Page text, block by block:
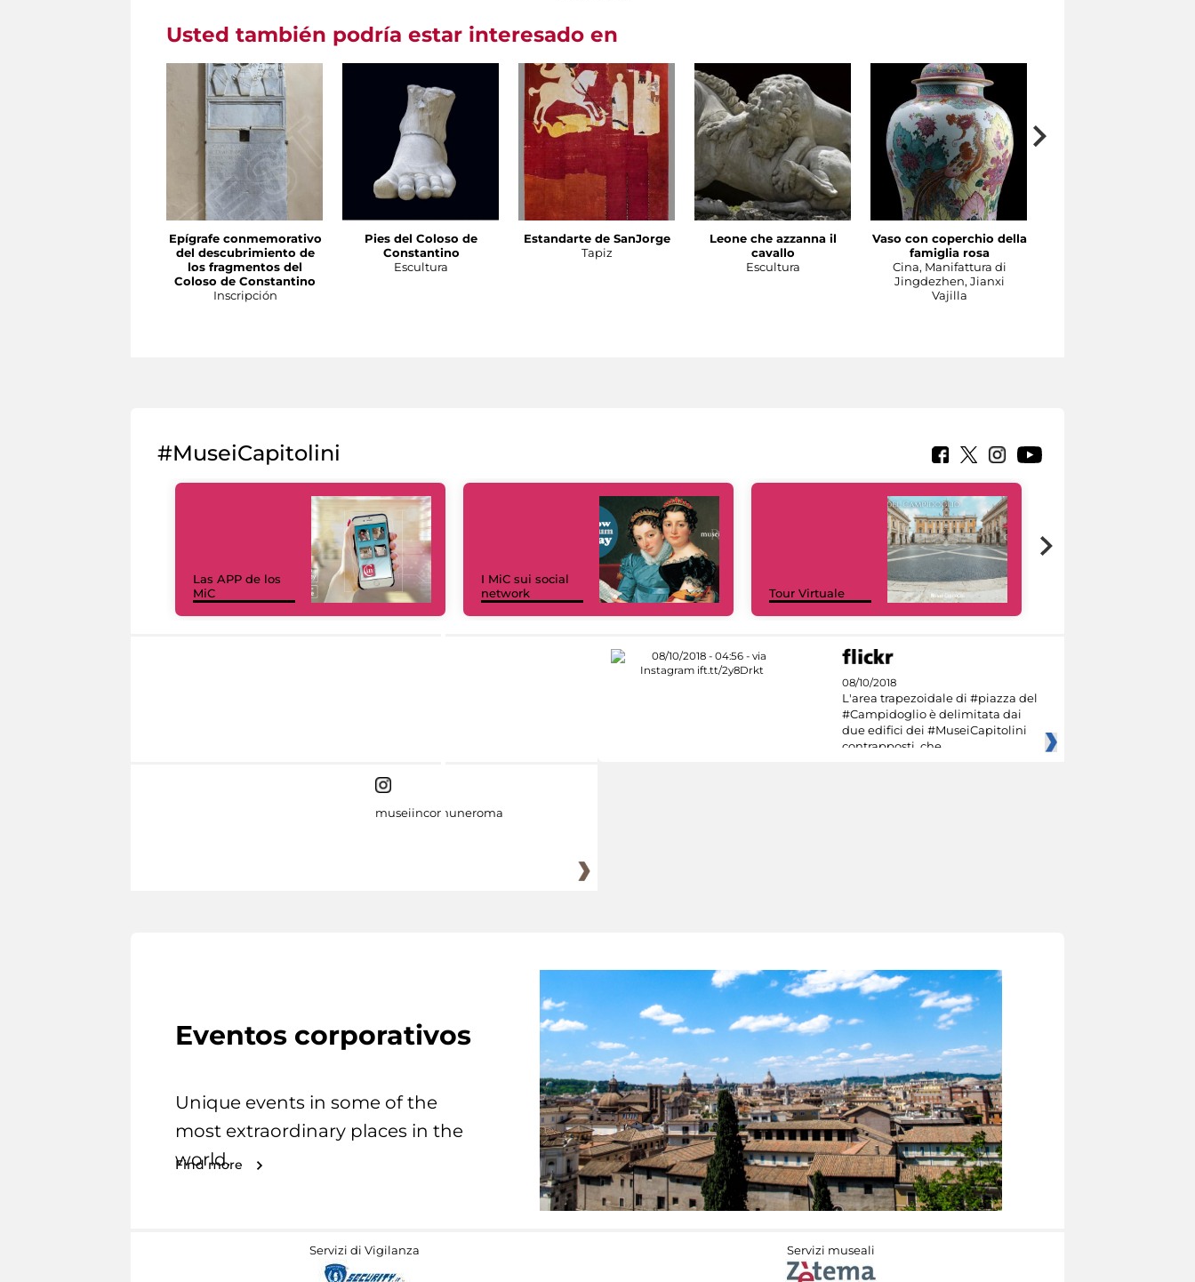
Usted también podría estar interesado en
Epígrafe conmemorativo
del descubrimiento de
los fragmentos del
Coloso de Constantino
Inscripción
Pies del Coloso de
Constantino
Escultura
Estandarte de SanJorge
Tapiz
Leone che azzanna il
cavallo
Escultura
Vaso con coperchio della
famiglia rosa
Cina, Manifattura di
Jingdezhen, Jianxi
Vajilla
#MuseiCapitolini
Las APP de los
MiC
I MiC sui social
network
Tour Virtuale
08/10/2018
L'area trapezoidale di #piazza del
#Campidoglio è delimitata dai
due edifici dei #MuseiCapitolini
contrapposti, che
museiincomuneroma
Eventos corporativos
Unique events in some of the
most extraordinary places in the
world.
Find more
Servizi di Vigilanza Servizi museali